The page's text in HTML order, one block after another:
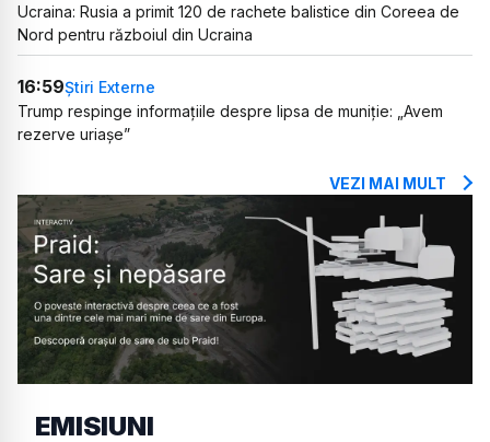
Ucraina: Rusia a primit 120 de rachete balistice din Coreea de
Nord pentru războiul din Ucraina
16:59Știri Externe
Trump respinge informațiile despre lipsa de muniție: „Avem
rezerve uriașe”
VEZI MAI MULT
EMISIUNI